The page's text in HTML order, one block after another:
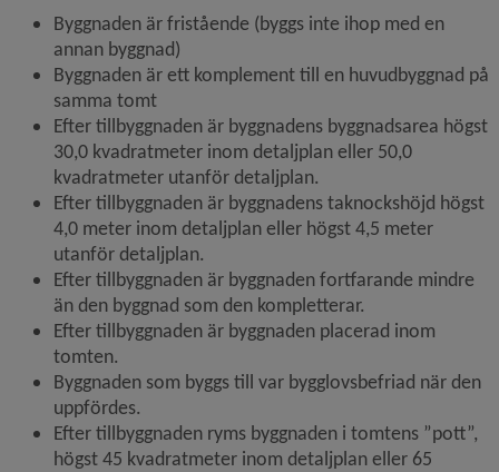
Byggnaden är fristående (byggs inte ihop med en
annan byggnad)
Byggnaden är ett komplement till en huvudbyggnad på
samma tomt
Efter tillbyggnaden är byggnadens byggnadsarea högst
30,0 kvadratmeter inom detaljplan eller 50,0
kvadratmeter utanför detaljplan.
Efter tillbyggnaden är byggnadens taknockshöjd högst
4,0 meter inom detaljplan eller högst 4,5 meter
utanför detaljplan.
Efter tillbyggnaden är byggnaden fortfarande mindre
än den byggnad som den kompletterar.
Efter tillbyggnaden är byggnaden placerad inom
tomten.
Byggnaden som byggs till var bygglovsbefriad när den
uppfördes.
Efter tillbyggnaden ryms byggnaden i tomtens ”pott”,
högst 45 kvadratmeter inom detaljplan eller 65